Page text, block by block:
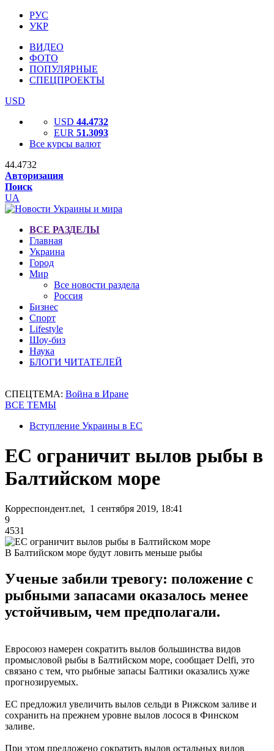
РУС
УКР
ВИДЕО
ФОТО
ПОПУЛЯРНЫЕ
СПЕЦПРОЕКТЫ
USD
USD 44.4732
EUR 51.3093
Все курсы валют
44.4732
Авторизация
Поиск
UA
ВСЕ РАЗДЕЛЫ
Главная
Украина
Город
Мир
Все новости раздела
Россия
Бизнес
Спорт
Lifestyle
Шоу-биз
Наука
БЛОГИ ЧИТАТЕЛЕЙ
СПЕЦТЕМА: Война в Иране
ВСЕ ТЕМЫ
Вступление Украины в ЕС
ЕС ограничит вылов рыбы в
Балтийском море
Корреспондент.net, 1 сентября 2019, 18:41
9
4531
В Балтийском море будут ловить меньше рыбы
Ученые забили тревогу: положение с
рыбными запасами оказалось менее
устойчивым, чем предполагали.
Евросоюз намерен сократить вылов большинства видов
промысловой рыбы в Балтийском море, сообщает Delfi, это
связано с тем, что рыбные запасы Балтики оказались хуже
прогнозируемых.
ЕС предложил увеличить вылов сельди в Рижском заливе и
сохранить на прежнем уровне вылов лосося в Финском
заливе.
При этом предложено сократить вылов остальных видов